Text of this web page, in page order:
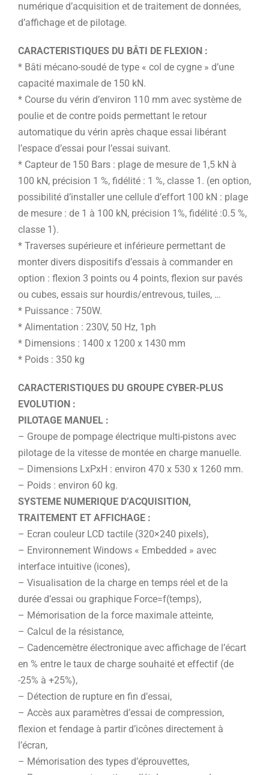
numérique d’acquisition et de traitement de données,
d’affichage et de pilotage.
CARACTERISTIQUES DU BÂTI DE FLEXION :
* Bâti mécano-soudé de type « col de cygne » d’une
capacité maximale de 150 kN.
* Course du vérin d’environ 110 mm avec système de
poulie et de contre poids permettant le retour
automatique du vérin après chaque essai libérant
l’espace d’essai pour l’essai suivant.
* Capteur de 150 Bars : plage de mesure de 1,5 kN à
100 kN, précision 1 %, fidélité : 1 %, classe 1. (en option,
possibilité d’installer une cellule d’effort 100 kN : plage
de mesure : de 1 à 100 kN, précision 1%, fidélité :0.5 %,
classe 1).
* Traverses supérieure et inférieure permettant de
monter divers dispositifs d’essais à commander en
option : flexion 3 points ou 4 points, flexion sur pavés
ou cubes, essais sur hourdis/entrevous, tuiles, …
* Puissance : 750W.
* Alimentation : 230V, 50 Hz, 1ph
* Dimensions : 1400 x 1200 x 1430 mm
* Poids : 350 kg
CARACTERISTIQUES DU GROUPE CYBER-PLUS
EVOLUTION :
PILOTAGE MANUEL :
– Groupe de pompage électrique multi-pistons avec
pilotage de la vitesse de montée en charge manuelle.
– Dimensions LxPxH : environ 470 x 530 x 1260 mm.
– Poids : environ 60 kg.
SYSTEME NUMERIQUE D’ACQUISITION,
TRAITEMENT ET AFFICHAGE :
– Ecran couleur LCD tactile (320×240 pixels),
– Environnement Windows « Embedded » avec
interface intuitive (icones),
– Visualisation de la charge en temps réel et de la
durée d’essai ou graphique Force=f(temps),
– Mémorisation de la force maximale atteinte,
– Calcul de la résistance,
– Cadencemètre électronique avec affichage de l’écart
en % entre le taux de charge souhaité et effectif (de
-25% à +25%),
– Détection de rupture en fin d’essai,
– Accès aux paramètres d’essai de compression,
flexion et fendage à partir d’icônes directement à
l’écran,
– Mémorisation des types d’éprouvettes,